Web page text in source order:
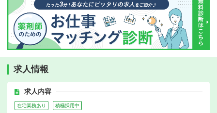
求人情報
求人内容
在宅業務あり 積極採用中